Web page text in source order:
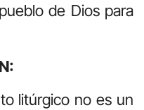
de Dios para
litúrgico no es un